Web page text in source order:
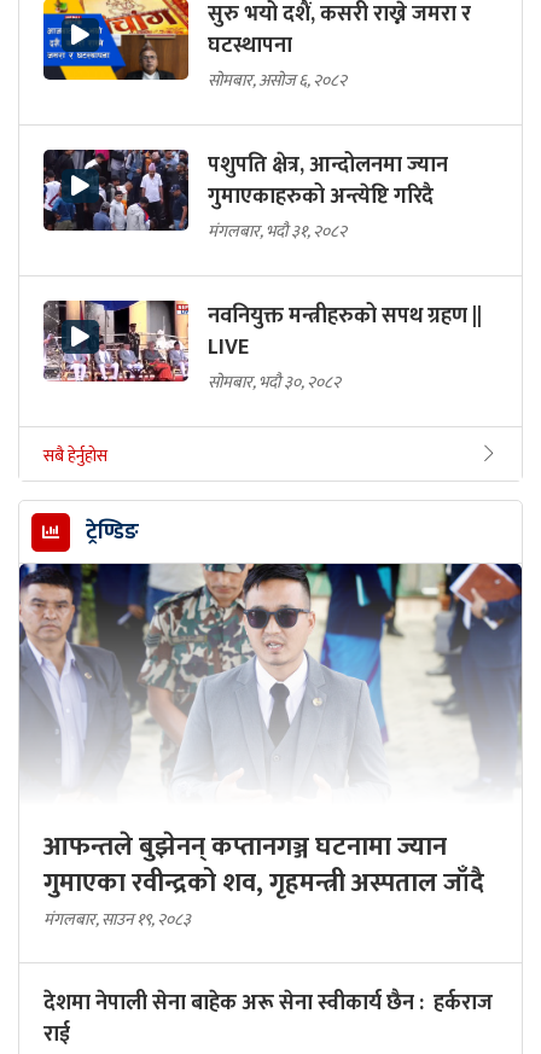
सुरु भयो दशैं, कसरी राख्ने जमरा र
घटस्थापना
सोमबार, असोज ६, २०८२
पशुपति क्षेत्र, आन्दोलनमा ज्यान
गुमाएकाहरुको अन्त्येष्टि गरिदै
मंगलबार, भदौ ३१, २०८२
नवनियुक्त मन्त्रीहरुको सपथ ग्रहण ||
LIVE
सोमबार, भदौ ३०, २०८२
सबै हेर्नुहोस
ट्रेण्डिङ
आफन्तले बुझेनन् कप्तानगञ्ज घटनामा ज्यान
गुमाएका रवीन्द्रको शव, गृहमन्त्री अस्पताल जाँदै
मंगलबार, साउन १९, २०८३
देशमा नेपाली सेना बाहेक अरू सेना स्वीकार्य छैन : हर्कराज
राई